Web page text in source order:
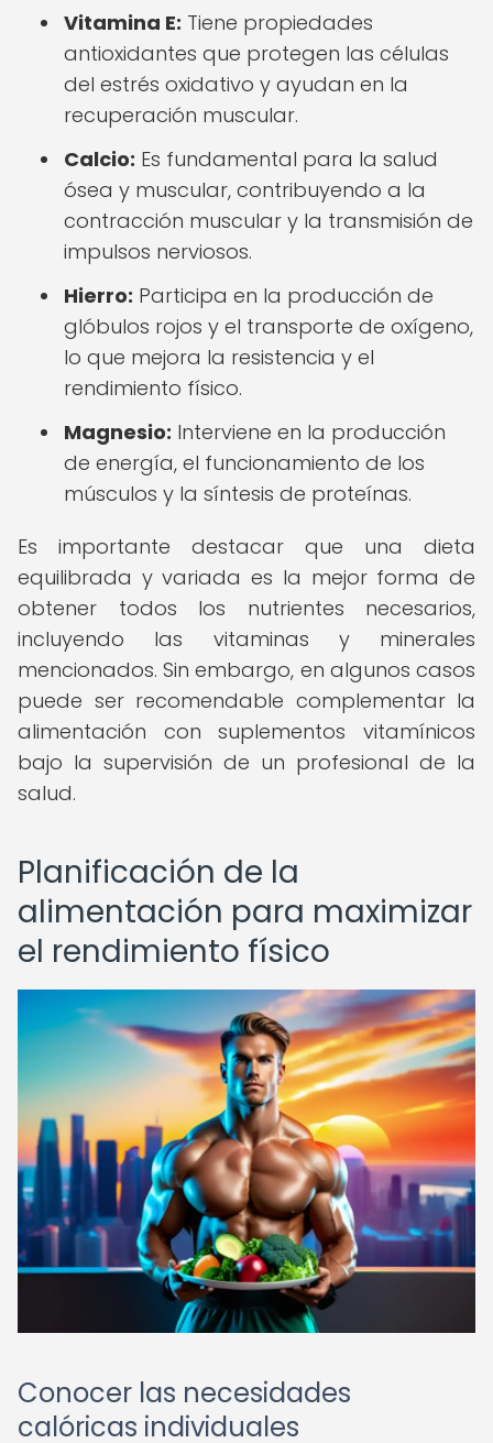
Vitamina E: Tiene propiedades
antioxidantes que protegen las células
del estrés oxidativo y ayudan en la
recuperación muscular.
Calcio: Es fundamental para la salud
ósea y muscular, contribuyendo a la
contracción muscular y la transmisión de
impulsos nerviosos.
Hierro: Participa en la producción de
glóbulos rojos y el transporte de oxígeno,
lo que mejora la resistencia y el
rendimiento físico.
Magnesio: Interviene en la producción
de energía, el funcionamiento de los
músculos y la síntesis de proteínas.
Es importante destacar que una dieta
equilibrada y variada es la mejor forma de
obtener todos los nutrientes necesarios,
incluyendo las vitaminas y minerales
mencionados. Sin embargo, en algunos casos
puede ser recomendable complementar la
alimentación con suplementos vitamínicos
bajo la supervisión de un profesional de la
salud.
Planificación de la
alimentación para maximizar
el rendimiento físico
Conocer las necesidades
calóricas individuales